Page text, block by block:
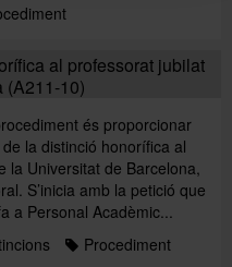
al professorat jubilat
(A211-10)
és proporcionar
la distinció honorífica al
la Universitat de Barcelona,
S’inicia amb la petició que
a Personal Acadèmic...
Procediment